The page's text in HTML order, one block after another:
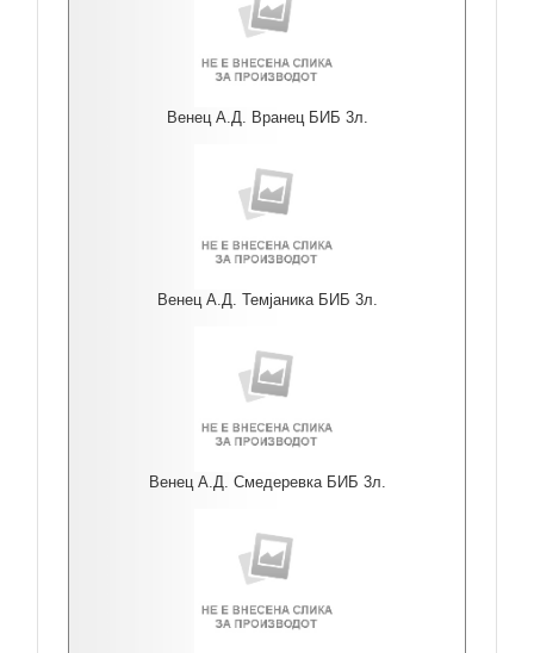
Венец А.Д. Вранец БИБ 3л.
Венец А.Д. Темјаника БИБ 3л.
Венец А.Д. Смедеревка БИБ 3л.